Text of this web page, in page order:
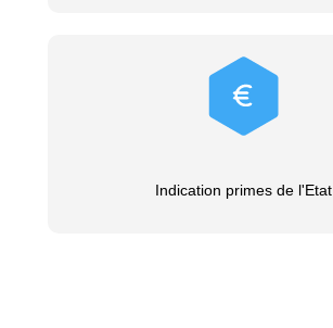
Indication primes de l'Etat